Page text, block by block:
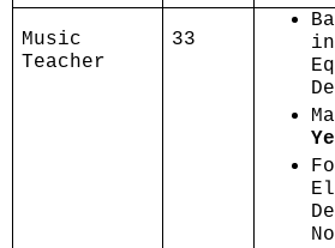
Music
Teacher
33